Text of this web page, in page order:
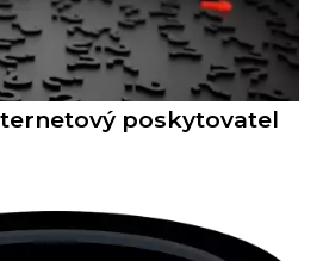
poskytovatel